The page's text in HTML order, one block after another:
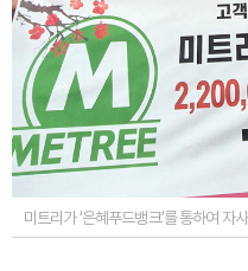
미트리가 ‘은혜푸드뱅크’를 통하여